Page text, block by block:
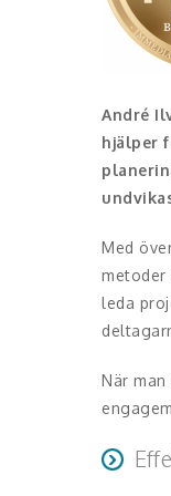
André
hjälper
Med
metoder
leda
När